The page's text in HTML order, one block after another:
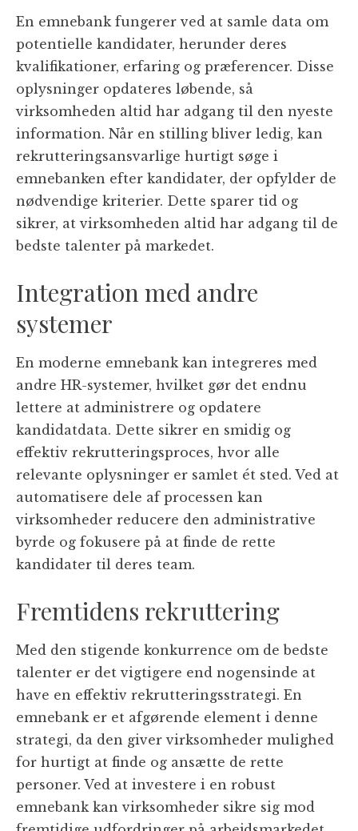
En emnebank fungerer ved at samle data om
potentielle kandidater, herunder deres
kvalifikationer, erfaring og præferencer. Disse
oplysninger opdateres løbende, så
virksomheden altid har adgang til den nyeste
information. Når en stilling bliver ledig, kan
rekrutteringsansvarlige hurtigt søge i
emnebanken efter kandidater, der opfylder de
nødvendige kriterier. Dette sparer tid og
sikrer, at virksomheden altid har adgang til de
bedste talenter på markedet.
Integration med andre
systemer
En moderne emnebank kan integreres med
andre HR-systemer, hvilket gør det endnu
lettere at administrere og opdatere
kandidatdata. Dette sikrer en smidig og
effektiv rekrutteringsproces, hvor alle
relevante oplysninger er samlet ét sted. Ved at
automatisere dele af processen kan
virksomheder reducere den administrative
byrde og fokusere på at finde de rette
kandidater til deres team.
Fremtidens rekruttering
Med den stigende konkurrence om de bedste
talenter er det vigtigere end nogensinde at
have en effektiv rekrutteringsstrategi. En
emnebank er et afgørende element i denne
strategi, da den giver virksomheder mulighed
for hurtigt at finde og ansætte de rette
personer. Ved at investere i en robust
emnebank kan virksomheder sikre sig mod